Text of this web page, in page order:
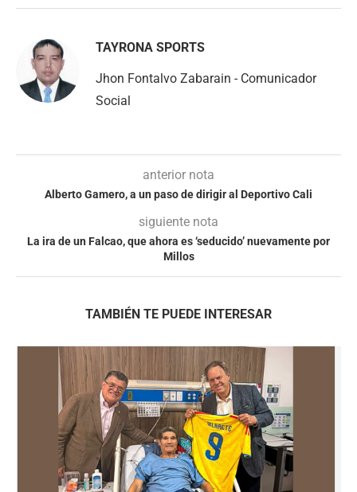
TAYRONA SPORTS
Jhon Fontalvo Zabarain - Comunicador
Social
anterior nota
Alberto Gamero, a un paso de dirigir al Deportivo Cali
siguiente nota
La ira de un Falcao, que ahora es ‘seducido’ nuevamente por
Millos
TAMBIÉN TE PUEDE INTERESAR